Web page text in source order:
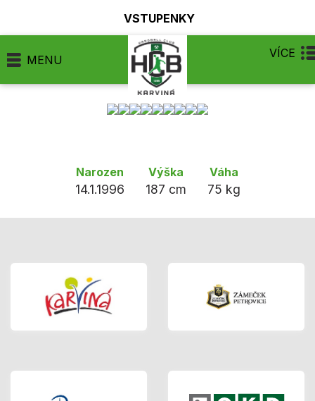
VSTUPENKY
MENU VÍCE
Narozen
14.1.1996
Výška
187 cm
Váha
75 kg